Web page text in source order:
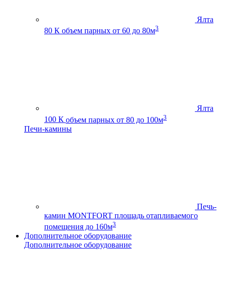
Ялта
80 К объем парных от 60 до 80м3
Ялта
100 К объем парных от 80 до 100м3
Печи-камины
Печь-
камин MONTFORT площадь отапливаемого
помещения до 160м3
Дополнительное оборудование
Дополнительное оборудование